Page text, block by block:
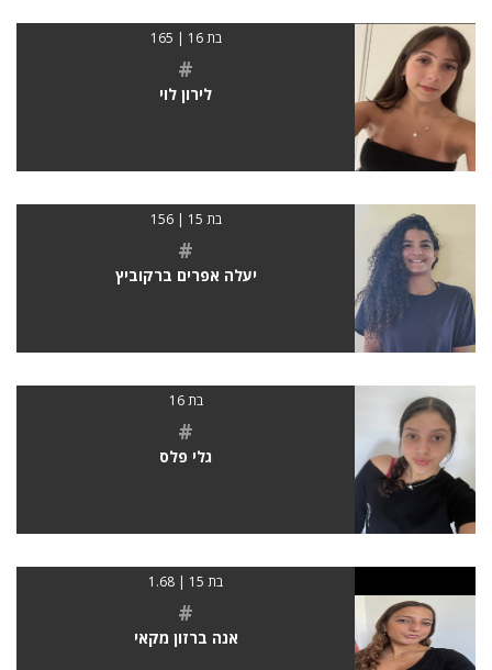
בת 16 | 165
#
לירון לוי
בת 15 | 156
#
יעלה אפרים ברקוביץ
בת 16
#
גלי פלס
בת 15 | 1.68
#
אנה ברזון מקאי